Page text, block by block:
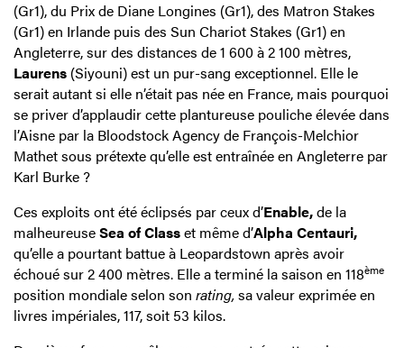
(Gr1), du Prix de Diane Longines (Gr1), des Matron Stakes
(Gr1) en Irlande puis des Sun Chariot Stakes (Gr1) en
Angleterre, sur des distances de 1 600 à 2 100 mètres,
Laurens (Siyouni) est un pur-sang exceptionnel. Elle le
serait autant si elle n’était pas née en France, mais pourquoi
se priver d’applaudir cette plantureuse pouliche élevée dans
l’Aisne par la Bloodstock Agency de François-Melchior
Mathet sous prétexte qu’elle est entraînée en Angleterre par
Karl Burke ?
Ces exploits ont été éclipsés par ceux d’Enable,de la
malheureuseSea of Classet même d’Alpha Centauri,
qu’elle a pourtant battue à Leopardstown après avoir
échoué sur 2 400 mètres. Elle a terminé la saison en 118ème
position mondiale selon son rating, sa valeur exprimée en
livres impériales, 117, soit 53 kilos.